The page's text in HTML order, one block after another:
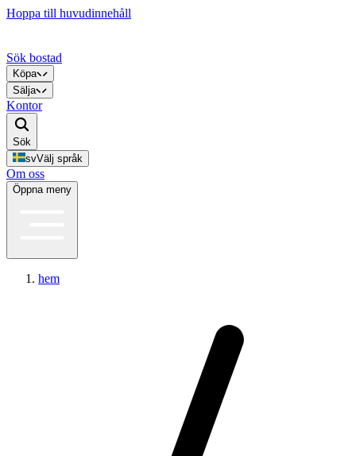
Hoppa till huvudinnehåll
Sök bostad
Köpa
Sälja
Kontor
Sök
svVälj språk
Om oss
Öppna meny
hem